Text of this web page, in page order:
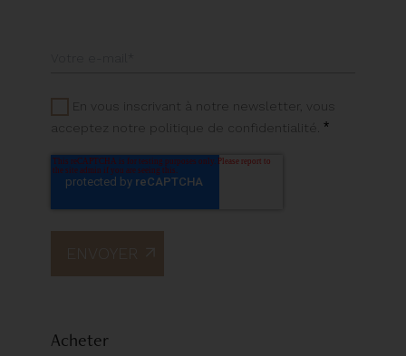
En vous inscrivant à notre newsletter, vous
acceptez notre politique de confidentialité. *
Acheter